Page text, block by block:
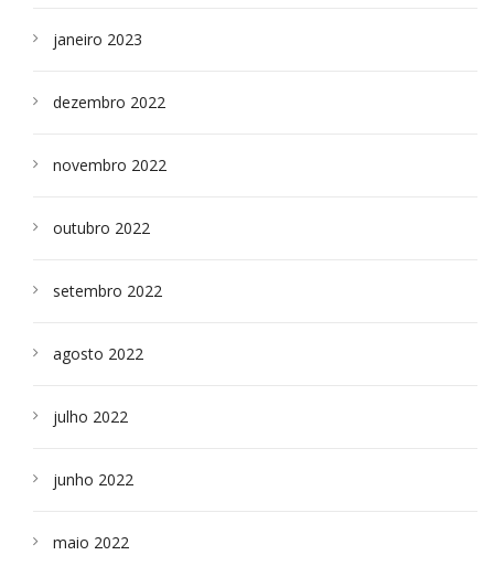
janeiro 2023
dezembro 2022
novembro 2022
outubro 2022
setembro 2022
agosto 2022
julho 2022
junho 2022
maio 2022